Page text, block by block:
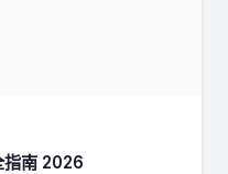
指南 2026